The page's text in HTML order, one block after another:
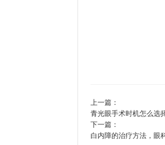
上一篇：
青光眼手术时机怎么选
下一篇：
白内障的治疗方法，眼